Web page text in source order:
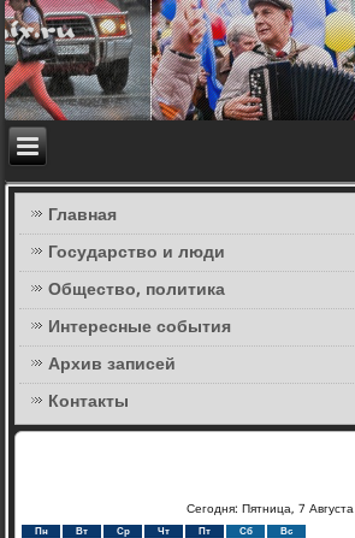
Главная
Государство и люди
Общество, политика
Интересные события
Архив записей
Контакты
Сегодня: Пятница, 7 Августа
Пн Вт Ср Чт Пт Сб Вс